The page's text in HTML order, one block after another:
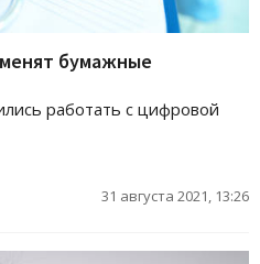
бумажные
работать с цифровой
31 августа 2021, 13:26